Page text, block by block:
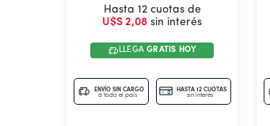
Hasta 12 cuotas de
U$S 2,08 sin interés
LLEGAGRATIS HOY
ENVÍO SIN CARGO
a todo el país
HASTA 12 CUOTAS
sin interés